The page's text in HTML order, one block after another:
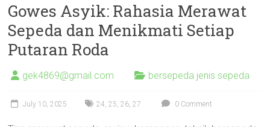
Gowes Asyik: Rahasia Merawat
Sepeda dan Menikmati Setiap
Putaran Roda
gek4869@gmail.com bersepeda jenis sepeda
July 10, 2025 24,25,26,27 0 Comment